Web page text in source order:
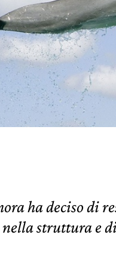
ha deciso di
struttura e